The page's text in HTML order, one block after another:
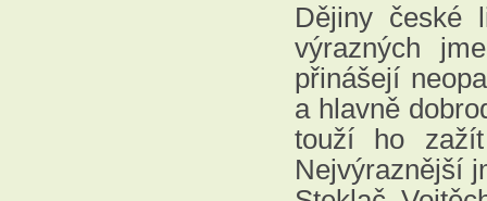
Dějiny české
výrazných
přinášejí
a hlavně
touží ho
Nejvýraznější